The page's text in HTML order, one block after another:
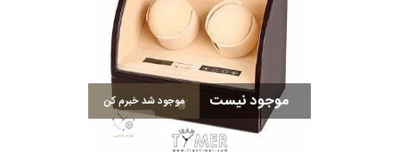
موجود نیست موجود شد خبرم کن